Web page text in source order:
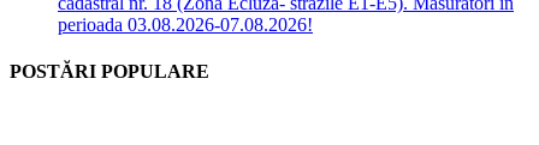
perioada 03.08.2026-07.08.2026!
POSTĂRI POPULARE